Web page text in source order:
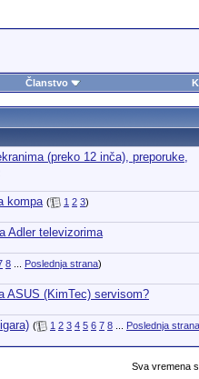
Članstvo
(preko 12 inča), preporuke,
kompa ( 1 2 3)
Adler televizorima
8... Poslednja strana)
ASUS (KimTec) servisom?
( 1 2 3 4 5 6 7 8... Poslednja strana
Sva vremena